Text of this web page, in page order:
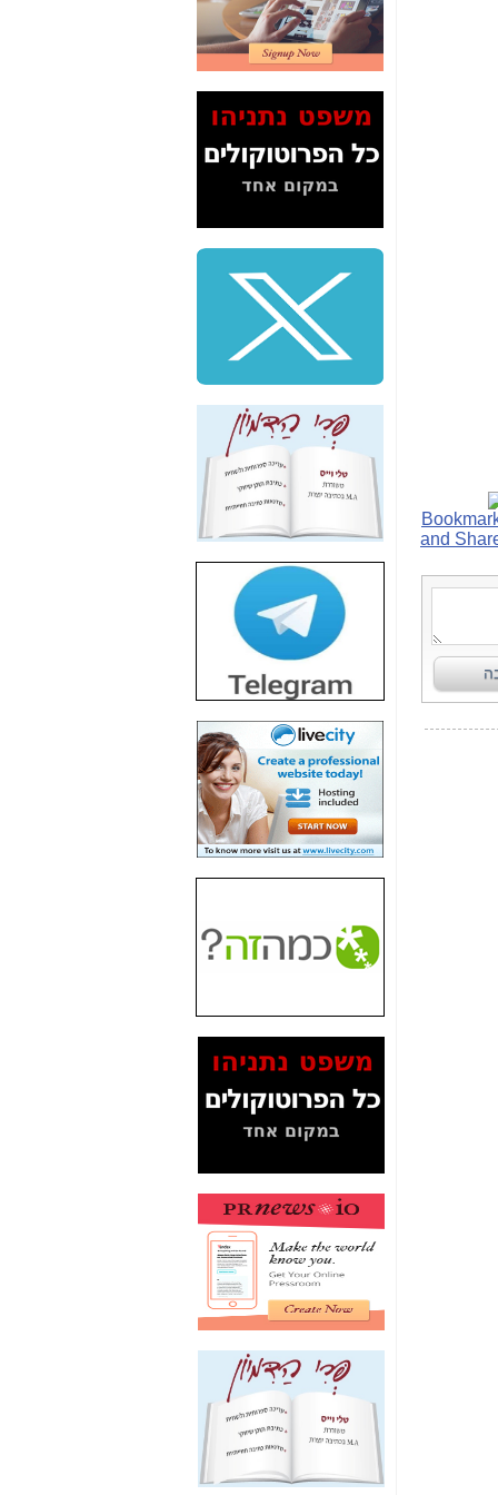
2" על תעלולי השר
משה כחלון -כאן
המשך חשיפת הבלוף
ששמו "מהפיכת
הסלולר" ואיך מסרסים
כאן
סיכום ביקור בסיליקון
שלמה פילבר (עד
לאחרונה מנכ"ל משרד
התקשורת) - עד
מדינה? הצחקתם
"יש אפליה בחקירה"?
חשיפה: למה השר
משה כחלון לא נחקר
עד היום? -
כאן
הדומה לזו של "תיק
4000" אך בתחום
הסלולר -
חשיפת מה שלא
רוצים שתדעו בעניין
פריסת אנלימיטד
(בניחוח בלתי נסבל) -
כאן
חשיפה: איוב קרא
אישר לקבוצת סלקום
בדיוק מה שביבי אישר
כאן
האם השר איוב קרא
היה צריך בכלל לחתום
על האישור, שנתן
האם ביבי וקרא קבלו
בכלל תמורה עבור
המסמכים בנושא בזק-
Yes (תיק 4000)
לאיש הלא נכון! -כאן
עובדות ומסמכים
האם ביבי כשר
תקשורת עזר לקב'
בזק? -כאן
מה מקור ה-Fake
News שהביא לתפירת
תיק לביבי והעלמת
החשודים הנכונים -כאן
אחת הרגליים של "תיק
4000 התפור"
התמוטטה היום
בניצחון (כפול) של בזק
-
כאן
איך כתבות מפנקות